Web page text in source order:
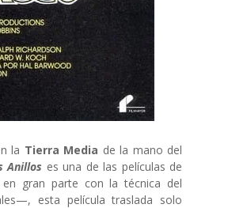
la Tierra Media de la mano del
Anillos es una de las películas de
gran parte con la técnica del
esta película traslada solo